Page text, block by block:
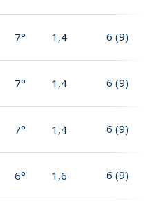
7° 1,4 6 (9)
7° 1,4 6 (9)
7° 1,4 6 (9)
6° 1,6 6 (9)